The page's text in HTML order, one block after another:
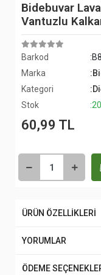
Bidebuvar
Vantuzlu
Barkod
Marka
Kategori
Stok
60,99 TL
ÜRÜN ÖZELLİKLERİ
YORUMLAR
ÖDEME